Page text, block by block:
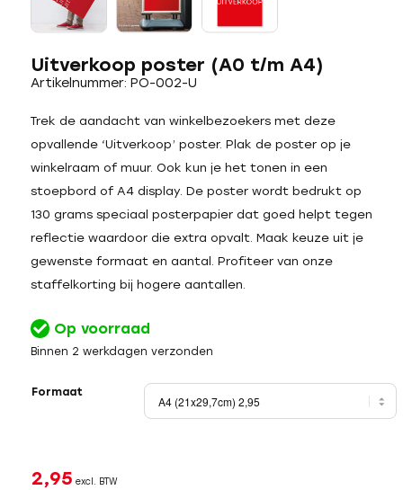
Uitverkoop poster (A0 t/m A4)
Artikelnummer: PO-002-U
Trek de aandacht van winkelbezoekers met deze
opvallende ‘Uitverkoop’ poster. Plak de poster op je
winkelraam of muur. Ook kun je het tonen in een
stoepbord of A4 display. De poster wordt bedrukt op
130 grams speciaal posterpapier dat goed helpt tegen
reflectie waardoor die extra opvalt. Maak keuze uit je
gewenste formaat en aantal. Profiteer van onze
staffelkorting bij hogere aantallen.
Op voorraad
Binnen 2 werkdagen verzonden
Formaat
2,95 excl. BTW